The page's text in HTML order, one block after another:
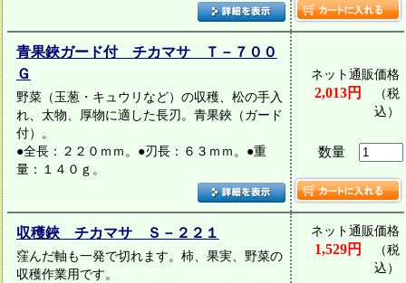
青果鋏ガード付 チカマサ Ｔ－７００
Ｇ
野菜（玉葱・キュウリなど）の収穫、松の手入
れ、太物、厚物に適した長刃。青果鋏（ガード
付）。
●全長：２２０ｍｍ。●刃長：６３ｍｍ。●重
量：１４０ｇ。
ネット通販価格
2,013円
（税
込）
数量
収穫鋏 チカマサ Ｓ－２２１
窪んだ軸も一発で切れます。柿、果実、野菜の
収穫作業用です。
ネット通販価格
1,529円
（税
込）